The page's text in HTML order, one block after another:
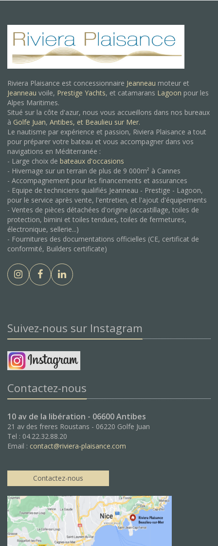
Riviera Plaisance est concessionnaire Jeanneau moteur et
Jeanneau voile, Prestige Yachts, et catamarans Lagoon pour les
Alpes Maritimes.
Situé sur la côte d'azur, nous vous accueillons dans nos bureaux
à Golfe Juan, Antibes, et Beaulieu sur Mer.
Le nautisme par expérience et passion, Riviera Plaisance a tout
pour préparer votre bateau et vous accompagner dans vos
navigations en Méditerranée :
- Large choix de bateaux d'occasions
- Hivernage sur un terrain de plus de 9 000m² à Cannes
- Accompagnement pour les financements et assurances
- Equipe de techniciens qualifiés Jeanneau - Prestige - Lagoon,
pour le service après vente, l'entretien, et l'ajout d'équipements
- Ventes de pièces détachées d'origine (accastillage, toiles de
protection, bimini et toiles tendues, toiles de fermetures,
électronique, sellerie...)
- Fournitures des documentations officielles (CE, certificat de
conformité, Builders certificate)
Suivez-nous sur Instagram
Contactez-nous
10 av de la libération - 06600 Antibes
21 av des freres Roustans - 06220 Golfe Juan
Tel : 04.22.32.88.20
Email : contact@riviera-plaisance.com
Contactez-nous